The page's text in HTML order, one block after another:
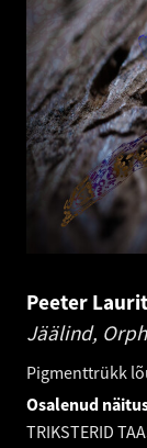
Peeter
Jäälind,
Pigmenttrükk
Osalenud
TRIKSTERID